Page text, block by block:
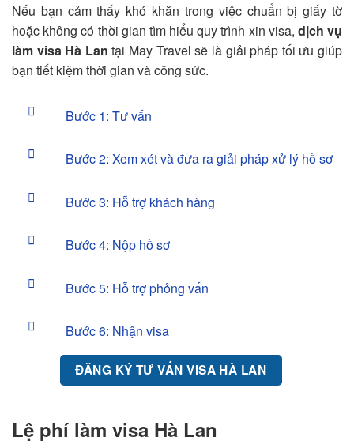
Nếu bạn cảm thấy khó khăn trong việc chuẩn bị giấy tờ
hoặc không có thời gian tìm hiểu quy trình xin visa, dịch vụ
làm visa Hà Lan tại May Travel sẽ là giải pháp tối ưu giúp
bạn tiết kiệm thời gian và công sức.
Bước 1: Tư vấn
Bước 2: Xem xét và đưa ra giải pháp xử lý hồ sơ
Bước 3: Hỗ trợ khách hàng
Bước 4: Nộp hồ sơ
Bước 5: Hỗ trợ phỏng vấn
Bước 6: Nhận visa
ĐĂNG KÝ TƯ VẤN VISA HÀ LAN
Lệ phí làm visa Hà Lan